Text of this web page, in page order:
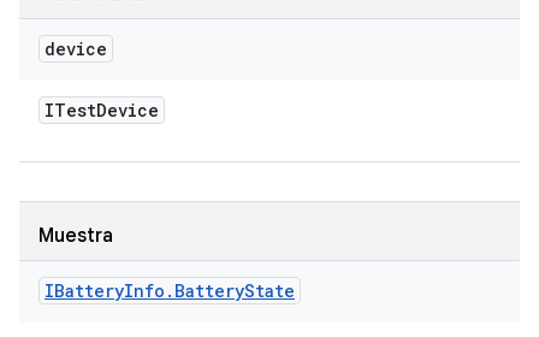
device
ITestDevice
Muestra
IBatteryInfo . BatteryState